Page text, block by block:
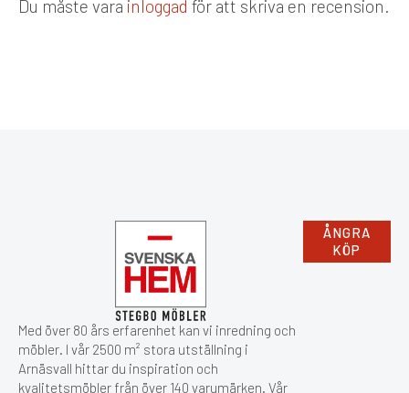
Du måste vara inloggad för att skriva en recension.
Med över 80 års erfarenhet kan vi inredning och
möbler. I vår 2500 m² stora utställning i
Arnäsvall hittar du inspiration och
kvalitetsmöbler från över 140 varumärken. Vår
ÅNGRA
KÖP